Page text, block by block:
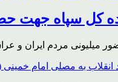
کل سپاه جهت
میلیونی مردم ایران و